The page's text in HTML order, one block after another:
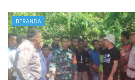
BERANDA